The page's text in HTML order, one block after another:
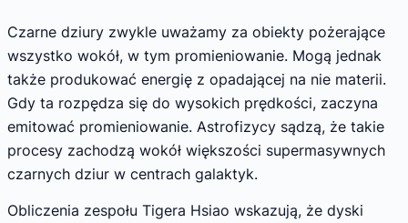
Czarne dziury zwykle uważamy za obiekty pożerające
wszystko wokół, w tym promieniowanie. Mogą jednak
także produkować energię z opadającej na nie materii.
Gdy ta rozpędza się do wysokich prędkości, zaczyna
emitować promieniowanie. Astrofizycy sądzą, że takie
procesy zachodzą wokół większości supermasywnych
czarnych dziur w centrach galaktyk.
Obliczenia zespołu Tigera Hsiao wskazują, że dyski